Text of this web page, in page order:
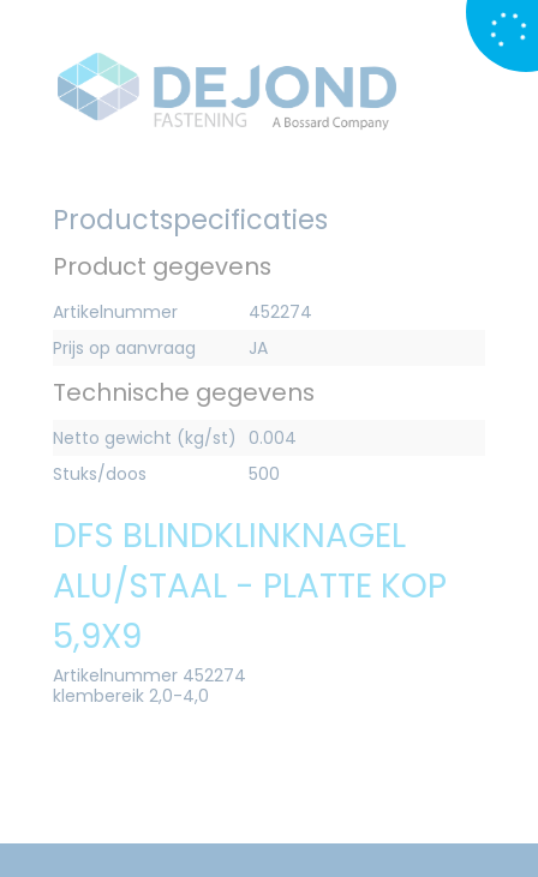
Productspecificaties
Product gegevens
Artikelnummer
452274
Prijs op aanvraag
JA
Technische gegevens
Netto gewicht (kg/st)
0.004
Stuks/doos
500
DFS BLINDKLINKNAGEL
ALU/STAAL - PLATTE KOP
5,9X9
Artikelnummer 452274
klembereik 2,0-4,0